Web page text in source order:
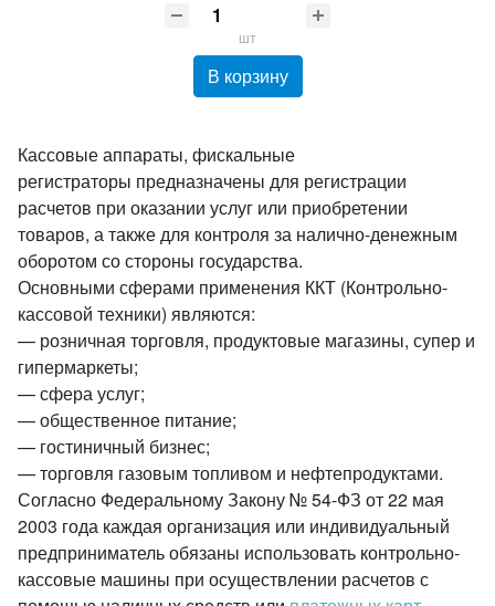
шт
В корзину
Кассовые аппараты, фискальные
регистраторы предназначены для регистрации
расчетов при оказании услуг или приобретении
товаров, а также для контроля за налично-денежным
оборотом со стороны государства.
Основными сферами применения ККТ (Контрольно-
кассовой техники) являются:
— розничная торговля, продуктовые магазины, супер и
гипермаркеты;
— сфера услуг;
— общественное питание;
— гостиничный бизнес;
— торговля газовым топливом и нефтепродуктами.
Согласно Федеральному Закону № 54-ФЗ от 22 мая
2003 года каждая организация или индивидуальный
предприниматель обязаны использовать контрольно-
кассовые машины при осуществлении расчетов с